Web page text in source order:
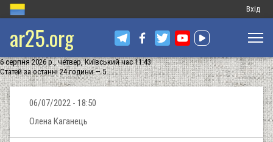
Меню
запису
Вхід
ar25.org
6 серпня 2026 р., четвер, Київський час 11:43
Статей за останні 24 години — 5
06/07/2022 - 18:50
Олена Каганець